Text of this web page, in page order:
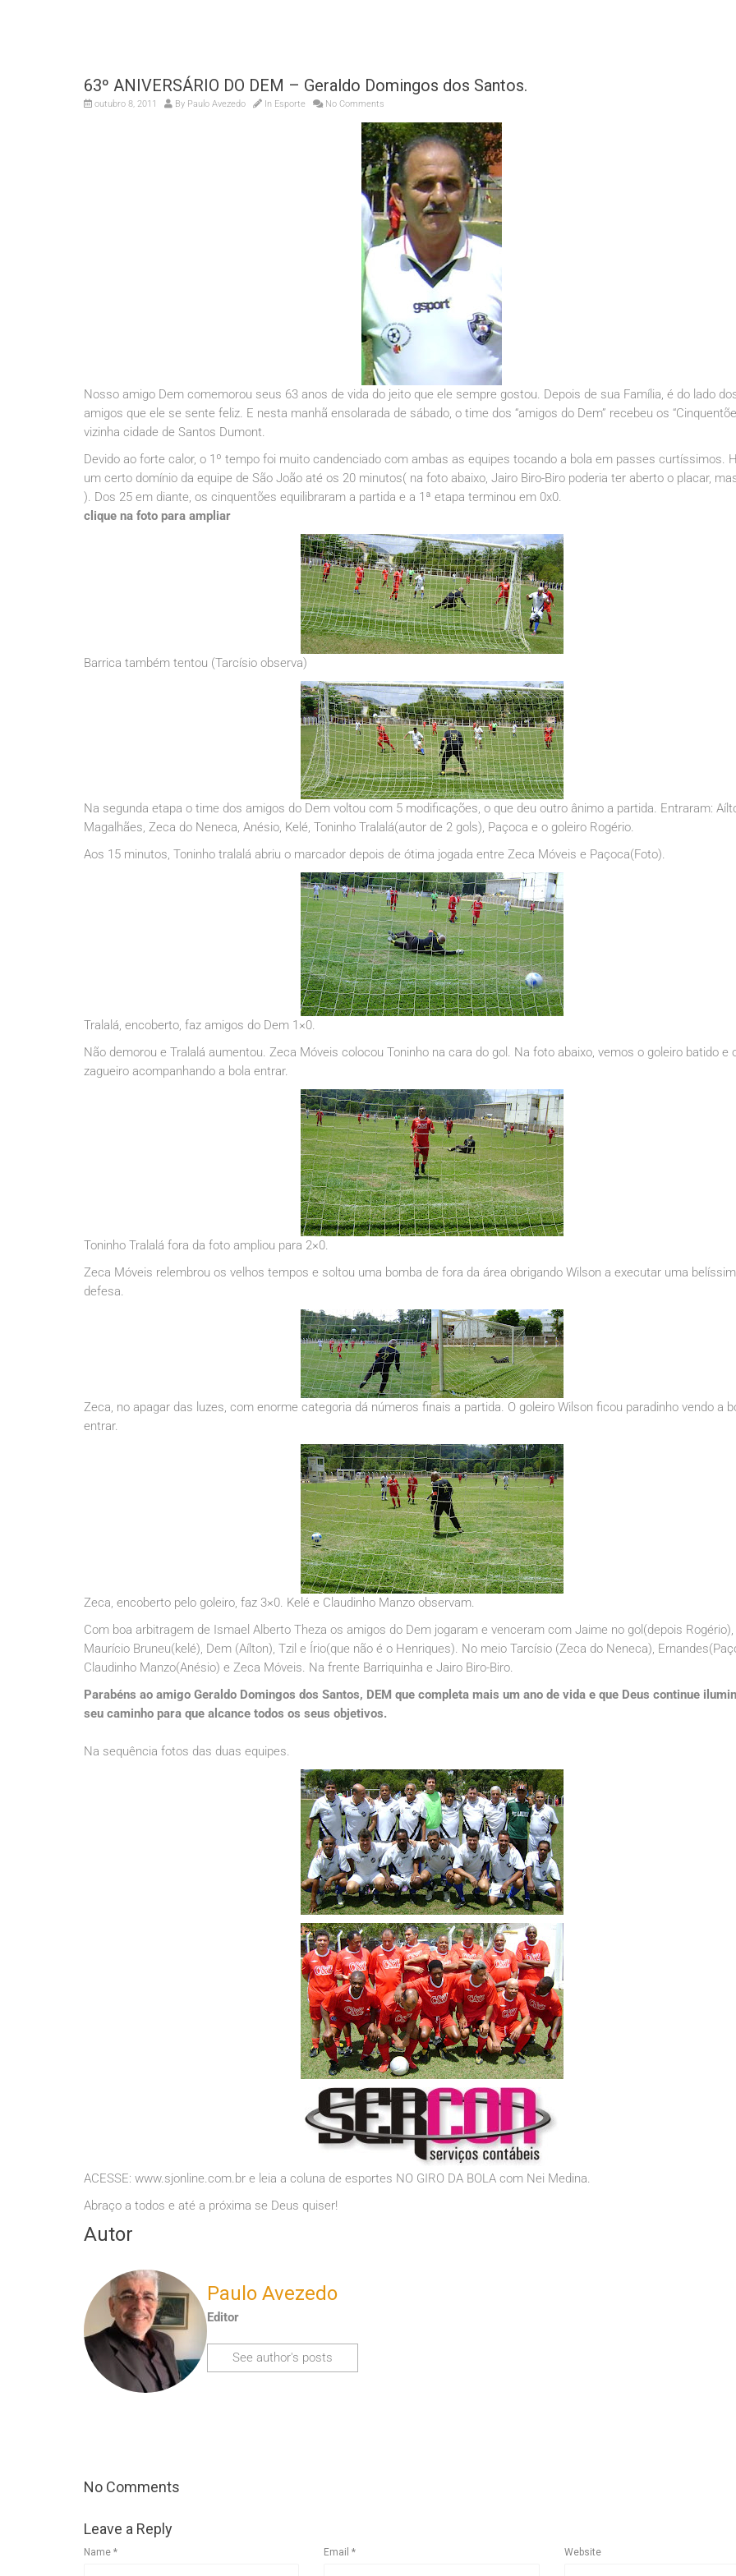
63º ANIVERSÁRIO DO DEM – Geraldo Domingos dos Santos.
outubro 8, 2011 By Paulo Avezedo In Esporte No Comments
Nosso amigo Dem comemorou seus 63 anos de vida do jeito que ele sempre gostou. Depois de sua Família, é do lado
amigos que ele se sente feliz. E nesta manhã ensolarada de sábado, o time dos “amigos do Dem” recebeu os
vizinha cidade de Santos Dumont.
Devido ao forte calor, o 1º tempo foi muito candenciado com ambas as equipes tocando a bola em passes curtíssimos.
um certo domínio da equipe de São João até os 20 minutos( na foto abaixo, Jairo Biro-Biro poderia ter aberto o placar,
). Dos 25 em diante, os cinquentões equilibraram a partida e a 1ª etapa terminou em 0x0.
clique na foto para ampliar
Barrica também tentou (Tarcísio observa)
Na segunda etapa o time dos amigos do Dem voltou com 5 modificações, o que deu outro ânimo a partida. Entraram:
Magalhães, Zeca do Neneca, Anésio, Kelé, Toninho Tralalá(autor de 2 gols), Paçoca e o goleiro Rogério.
Aos 15 minutos, Toninho tralalá abriu o marcador depois de ótima jogada entre Zeca Móveis e Paçoca(Foto).
Tralalá, encoberto, faz amigos do Dem 1×0.
Não demorou e Tralalá aumentou. Zeca Móveis colocou Toninho na cara do gol. Na foto abaixo, vemos o goleiro batido e
zagueiro acompanhando a bola entrar.
Toninho Tralalá fora da foto ampliou para 2×0.
Zeca Móveis relembrou os velhos tempos e soltou uma bomba de fora da área obrigando Wilson a executar uma
defesa.
Zeca, no apagar das luzes, com enorme categoria dá números finais a partida. O goleiro Wilson ficou paradinho vendo a
entrar.
Zeca, encoberto pelo goleiro, faz 3×0. Kelé e Claudinho Manzo observam.
Com boa arbitragem de Ismael Alberto Theza os amigos do Dem jogaram e venceram com Jaime no gol(depois Rogério),
Maurício Bruneu(kelé), Dem (Aílton), Tzil e Írio(que não é o Henriques). No meio Tarcísio (Zeca do Neneca),
Claudinho Manzo(Anésio) e Zeca Móveis. Na frente Barriquinha e Jairo Biro-Biro.
Parabéns ao amigo Geraldo Domingos dos Santos, DEM que completa mais um ano de vida e que Deus continue
seu caminho para que alcance todos os seus objetivos.
Na sequência fotos das duas equipes.
ACESSE: www.sjonline.com.br e leia a coluna de esportes NO GIRO DA BOLA com Nei Medina.
Abraço a todos e até a próxima se Deus quiser!
Autor
Paulo Avezedo
Editor
See author's posts
No Comments
Leave a Reply
Name * Email* Website